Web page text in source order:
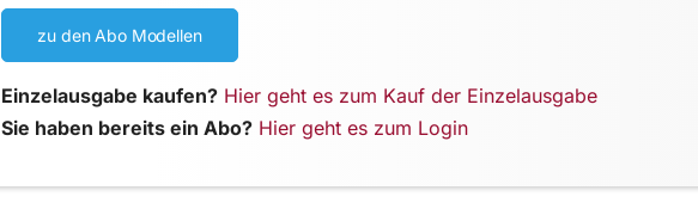
zu den Abo Modellen
Einzelausgabe kaufen? Hier geht es zum Kauf der Einzelausgabe
Sie haben bereits ein Abo? Hier geht es zum Login